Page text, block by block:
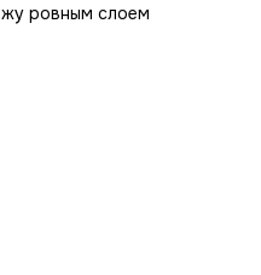
ровным слоем